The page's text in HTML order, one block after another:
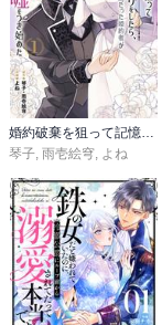
婚約破棄を狙って記憶喪失のフリをしたら、素っ気ない態度だった婚約者が「記憶を失う前の君は、俺にベタ惚れだった」という、とんでもない嘘をつき始めた（コミック）
琴子, 雨壱絵穹, よね